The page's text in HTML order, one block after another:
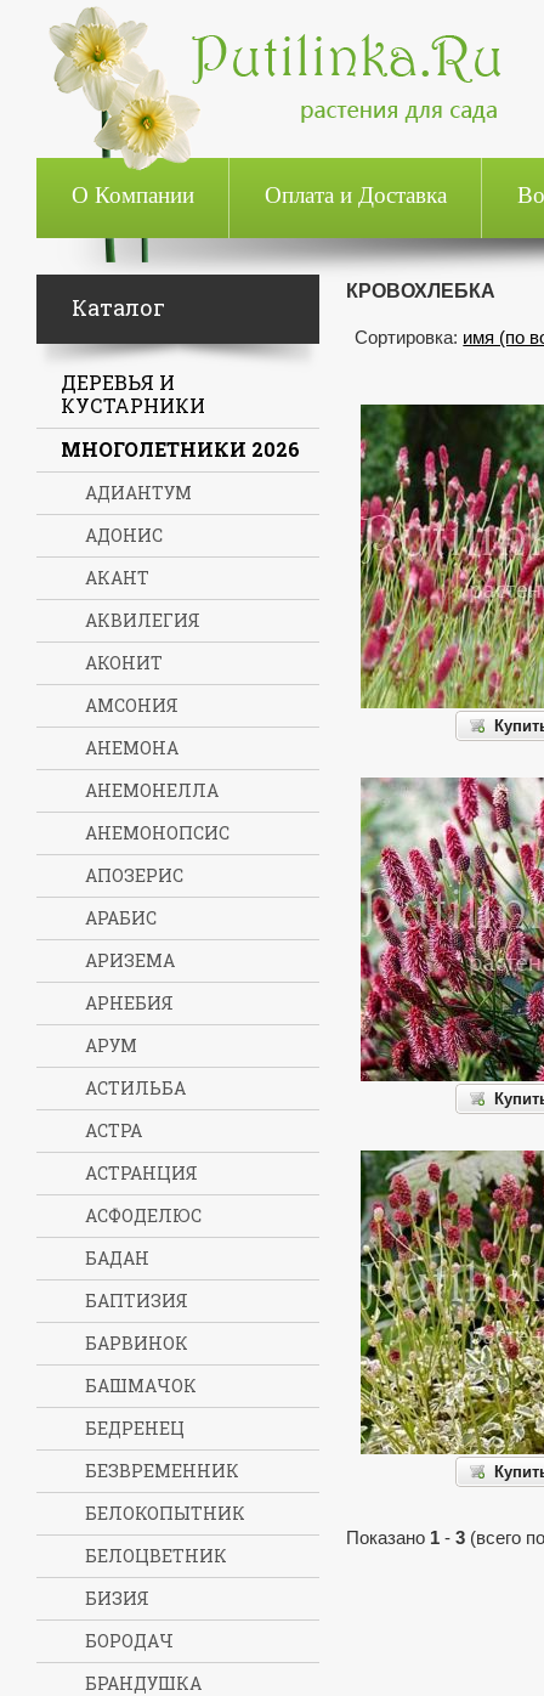
О Компании Оплата и Доставка
КРОВОХЛЕБКА
Сортировка: имя (по
Показано 1 - 3 (всего
Каталог
ДЕРЕВЬЯ И
КУСТАРНИКИ
МНОГОЛЕТНИКИ 2026
АДИАНТУМ
АДОНИС
АКАНТ
АКВИЛЕГИЯ
АКОНИТ
АМСОНИЯ
АНЕМОНА
АНЕМОНЕЛЛА
АНЕМОНОПСИС
АПОЗЕРИС
АРАБИС
АРИЗЕМА
АРНЕБИЯ
АРУМ
АСТИЛЬБА
АСТРА
АСТРАНЦИЯ
АСФОДЕЛЮС
БАДАН
БАПТИЗИЯ
БАРВИНОК
БАШМАЧОК
БЕДРЕНЕЦ
БЕЗВРЕМЕННИК
БЕЛОКОПЫТНИК
БЕЛОЦВЕТНИК
БИЗИЯ
БОРОДАЧ
БРАНДУШКА